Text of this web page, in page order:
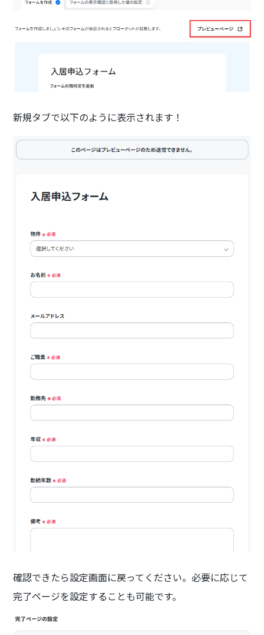
新規タブで以下のように表示されます！
確認できたら設定画面に戻ってください。必要に応じて
完了ページを設定することも可能です。